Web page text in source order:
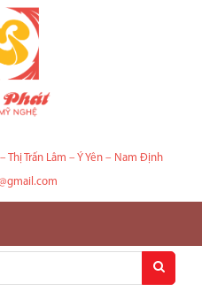
Thị Trấn Lâm – Ý Yên – Nam Định